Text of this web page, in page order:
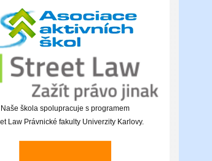
Naše škola spolupracuje s programem
Law Právnické fakulty Univerzity Karlovy.